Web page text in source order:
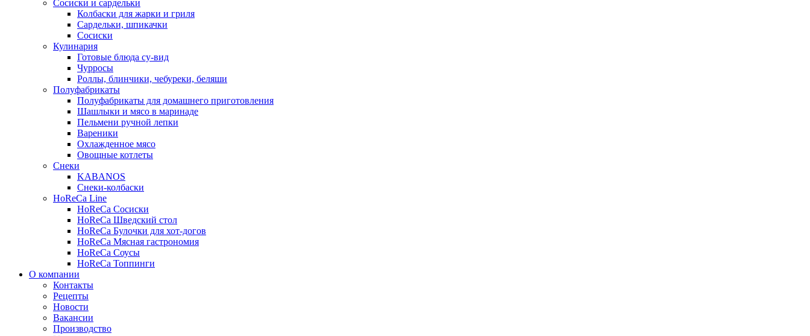
Сосиски и сардельки
Колбаски для жарки и гриля
Сардельки, шпикачки
Сосиски
Кулинария
Готовые блюда су-вид
Чурросы
Роллы, блинчики, чебуреки, беляши
Полуфабрикаты
Полуфабрикаты для домашнего приготовления
Шашлыки и мясо в маринаде
Пельмени ручной лепки
Вареники
Охлажденное мясо
Овощные котлеты
Снеки
KABANOS
Снеки-колбаски
HoReCa Line
HoReCa Сосиски
HoReCa Шведский стол
HoReCa Булочки для хот-догов
HoReCa Мясная гастрономия
HoReCa Соусы
HoReCa Топпинги
О компании
Контакты
Рецепты
Новости
Вакансии
Производство